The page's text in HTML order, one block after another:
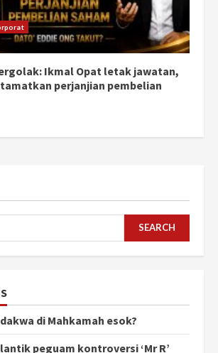
Ikmal Opat letak jawatan,
perjanjian pembelian
SEARCH
di Mahkamah esok?
peguam kontroversi ‘Mr R’